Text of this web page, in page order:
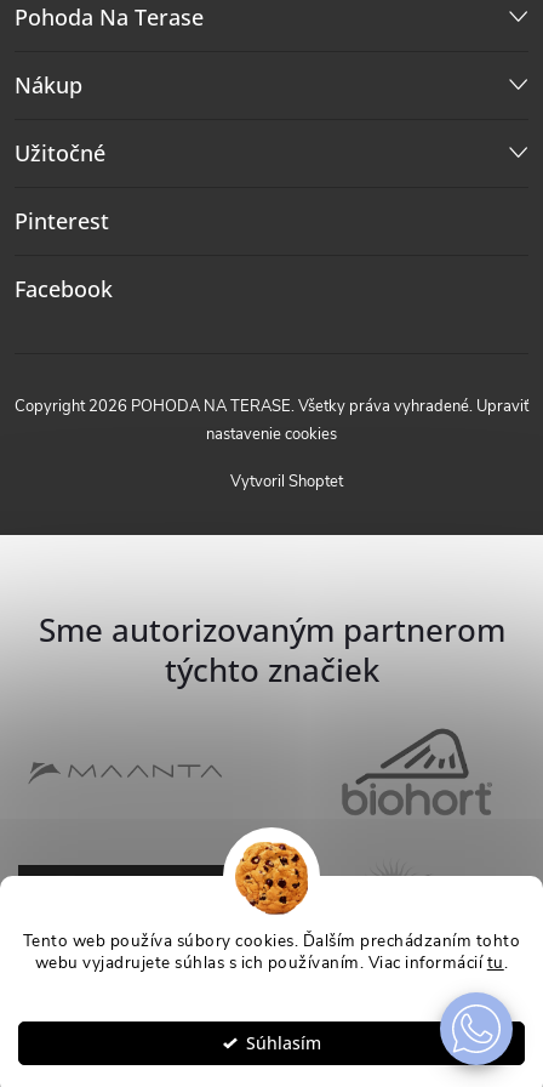
Tento web používa súbory cookies. Ďalším prechádzaním tohto
webu vyjadrujete súhlas s ich používaním. Viac informáciítu.
Súhlasím
Pohoda Na Terase
Nákup
Užitočné
Pinterest
Facebook
Vytvoril Shoptet
Copyright 2026 POHODA NA TERASE. Všetky práva vyhradené. Upraviť
nastavenie cookies
Sme autorizovaným partnerom
týchto značiek